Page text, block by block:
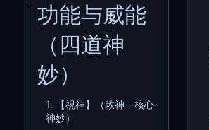
功能与威能
（四道神
妙）
开关功能与威能（四道神妙）子章节
1. 【祝神】（敕神 - 核心
神妙）